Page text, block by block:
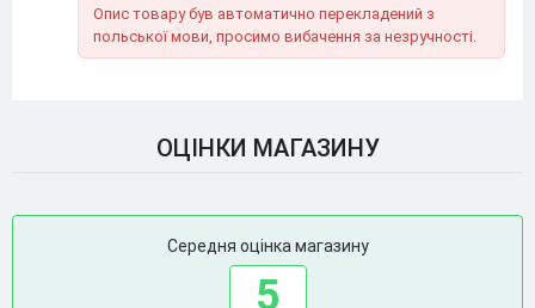
Опис товару був автоматично перекладений з
польської мови, просимо вибачення за незручності.
ОЦІНКИ МАГАЗИНУ
Середня оцінка магазину
5